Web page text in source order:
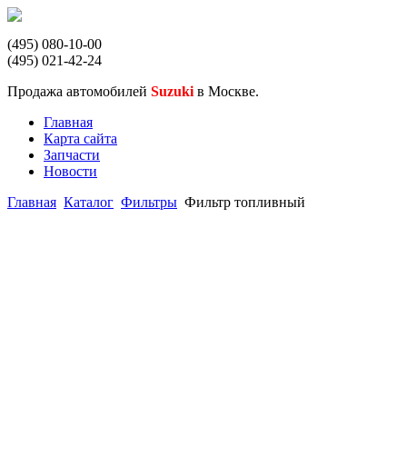
(495) 080-10-00
(495) 021-42-24
Продажа автомобилей Suzuki в Москве.
Главная
Карта сайта
Запчасти
Новости
Главная Каталог Фильтры Фильтр топливный